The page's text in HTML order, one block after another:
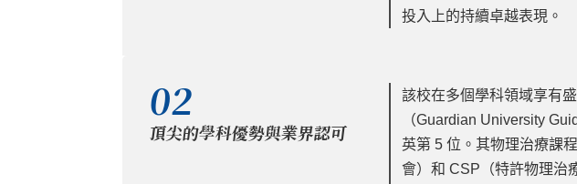
投入上的持續卓越表現。
02
頂尖的學科優勢與業界認可
該校在多個學科領域享有
（Guardian University
英第 5 位。其物理治療課
會）和 CSP（特許物理治